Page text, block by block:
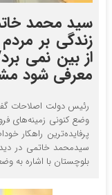
سید محمد
زندگی بر
از بین نمی
معرفی شود
رئیس دولت اصلاحات
وضع کنونی زمینه‌های
پرفایده‌ترین راهکار
سیدمحمد خاتمی در
بلوچستان با اشاره به